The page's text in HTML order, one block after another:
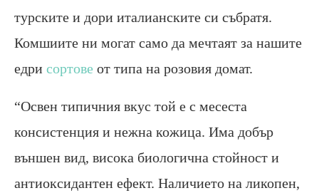
турските и дори италианските си събратя.
Комшиите ни могат само да мечтаят за нашите
едри сортове от типа на розовия домат.
“Освен типичния вкус той е с месеста
консистенция и нежна кожица. Има добър
външен вид, висока биологична стойност и
антиоксидантен ефект. Наличието на ликопен,